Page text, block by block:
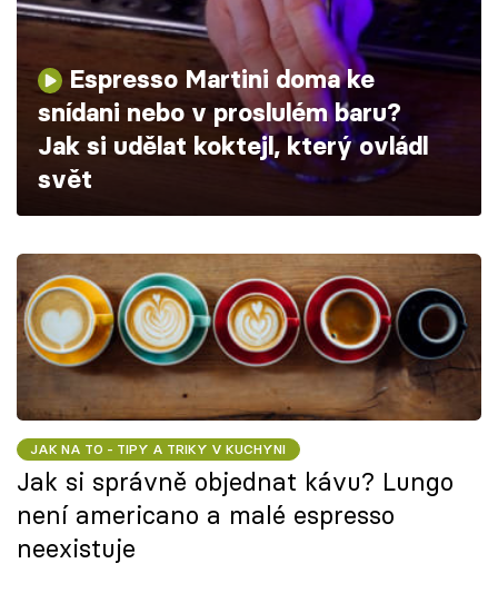
Škola vaření
Recepty z TV
Speciál: Cuketa
Těhotnej kuchař
Přihlášení
Sledujte nás
Espresso Martini doma ke
snídani nebo v proslulém baru?
Jak si udělat koktejl, který ovládl
svět
JAK NA TO - TIPY A TRIKY V KUCHYNI
Jak si správně objednat kávu? Lungo
není americano a malé espresso
neexistuje